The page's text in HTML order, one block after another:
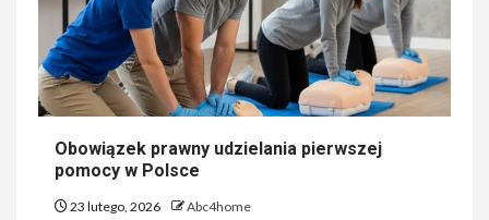
Obowiązek prawny udzielania pierwszej
pomocy w Polsce
23 lutego, 2026 Abc4home